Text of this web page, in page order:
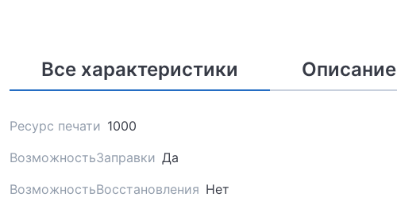
Все характеристики Описание
Ресурс печати 1000
ВозможностьЗаправки Да
ВозможностьВосстановления Нет